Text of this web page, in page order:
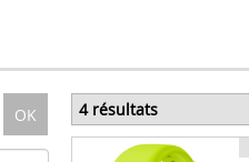
OK 4 résultats